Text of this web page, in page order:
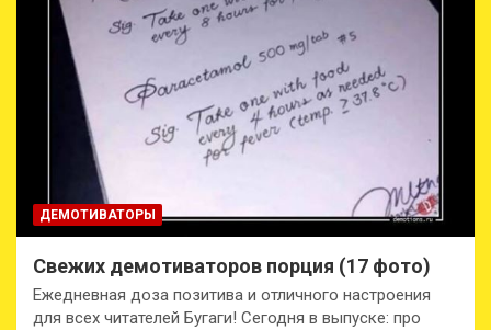
ДЕМОТИВАТОРЫ
Свежих демотиваторов порция (17 фото)
Ежедневная доза позитива и отличного настроения
для всех читателей Бугаги! Сегодня в выпуске: про